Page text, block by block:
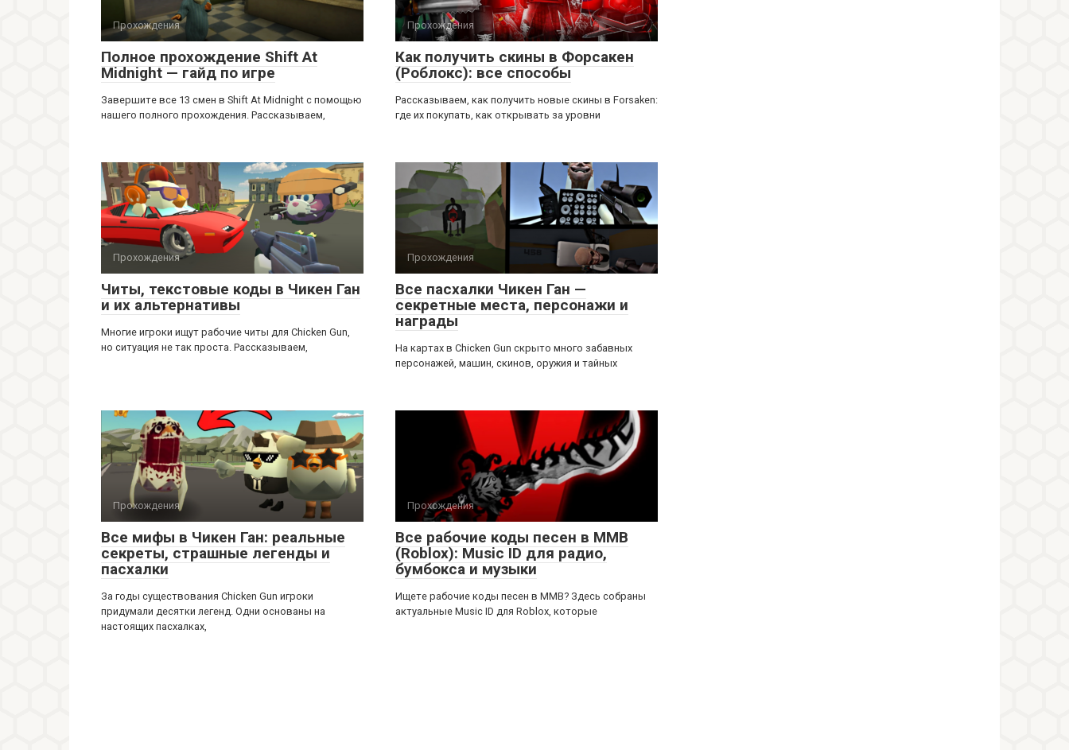
Прохождения
Полное прохождение Shift At
Midnight — гайд по игре
Завершите все 13 смен в Shift At Midnight с помощью
нашего полного прохождения. Рассказываем,
Прохождения
Как получить скины в Форсакен
(Роблокс): все способы
Рассказываем, как получить новые скины в Forsaken:
где их покупать, как открывать за уровни
Прохождения
Читы, текстовые коды в Чикен Ган
и их альтернативы
Многие игроки ищут рабочие читы для Chicken Gun,
но ситуация не так проста. Рассказываем,
Прохождения
Все пасхалки Чикен Ган —
секретные места, персонажи и
награды
На картах в Chicken Gun скрыто много забавных
персонажей, машин, скинов, оружия и тайных
Прохождения
Все мифы в Чикен Ган: реальные
секреты, страшные легенды и
пасхалки
За годы существования Chicken Gun игроки
придумали десятки легенд. Одни основаны на
настоящих пасхалках,
Прохождения
Все рабочие коды песен в ММВ
(Roblox): Music ID для радио,
бумбокса и музыки
Ищете рабочие коды песен в ММВ? Здесь собраны
актуальные Music ID для Roblox, которые